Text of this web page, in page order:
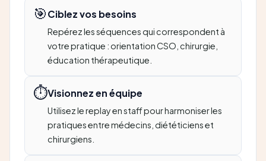
🎯Ciblez vos besoins
Repérez les séquences qui correspondent à
votre pratique : orientation CSO, chirurgie,
éducation thérapeutique.
⏱️Visionnez en équipe
Utilisez le replay en staff pour harmoniser les
pratiques entre médecins, diététiciens et
chirurgiens.